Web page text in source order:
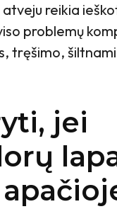
atveju reikia
problemų
tręšimo,
jei